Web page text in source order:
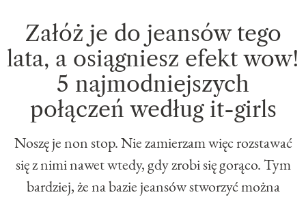
Załóż je do jeansów tego
lata, a osiągniesz efekt wow!
5 najmodniejszych
połączeń według it-girls
Noszę je non stop. Nie zamierzam więc rozstawać
się z nimi nawet wtedy, gdy zrobi się gorąco. Tym
bardziej, że na bazie jeansów stworzyć można